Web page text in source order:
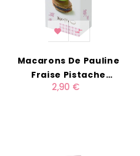
 
Macarons De Pauline
Fraise Pistache
Chocolat X3
2,90 €